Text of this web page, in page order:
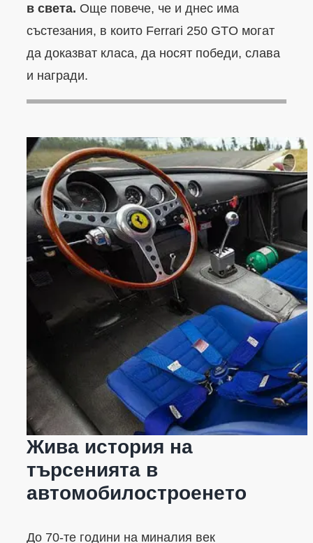
в света. Още повече, че и днес има
състезания, в които Ferrari 250 GTO могат
да доказват класа, да носят победи, слава
и награди.
Жива история на
търсенията в
автомобилостроенето
До 70-те години на миналия век